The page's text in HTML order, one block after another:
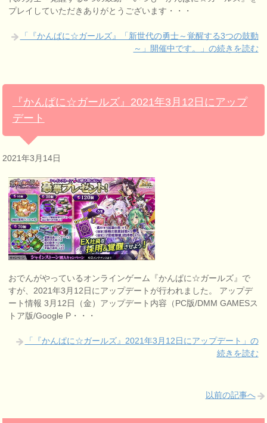
プレイしていただきありがとうございます・・・
「『かんぱに☆ガールズ』「新世代の勇士～覚醒する3つの鼓動
～」開催中です。」の続きを読む
『かんぱに☆ガールズ』2021年3月12日にアップ
デート
2021年3月14日
おでんがやっているオンラインゲーム『かんぱに☆ガールズ』で
すが、2021年3月12日にアップデートが行われました。 アップデ
ート情報 3月12日（金）アップデート内容（PC版/DMM GAMESス
トア版/Google P・・・
「『かんぱに☆ガールズ』2021年3月12日にアップデート」の
続きを読む
以前の記事へ